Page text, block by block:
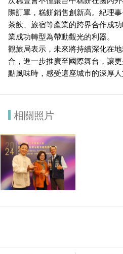
際訂單，糕餅銷售創新高。紀理
茶飲、旅宿等產業的跨界合作成
業成功轉型為帶動觀光的利器。
觀旅局表示，未來將持續深化在
合，進一步推廣至國際舞台，讓
點風味時，感受這座城市的深厚人
相關照片